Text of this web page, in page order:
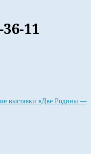
11
выставки «Две Родины —